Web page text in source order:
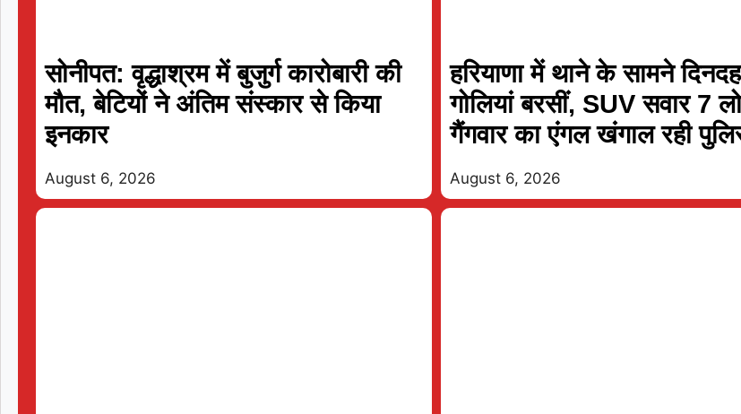
सोनीपत: वृद्धाश्रम में बुजुर्ग कारोबारी की
मौत, बेटियों ने अंतिम संस्कार से किया
इनकार
August 6, 2026
हरियाणा में थाने के सामने
गोलियां बरसीं, SUV सवार 7
गैंगवार का एंगल खंगाल रही
August 6, 2026
06 Aug 2026, Thu 17:30 GMT
London Spirit
v
06 Aug
T20